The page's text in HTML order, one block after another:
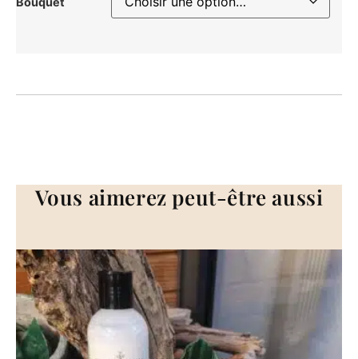
Vous aimerez peut-être aussi